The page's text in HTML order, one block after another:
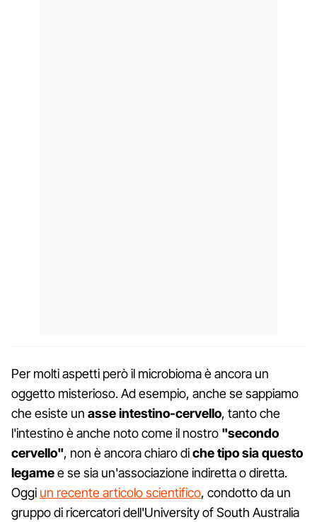
Per molti aspetti però il microbioma è ancora un
oggetto misterioso. Ad esempio, anche se sappiamo
che esiste un asse intestino-cervello, tanto che
l'intestino è anche noto come il nostro "secondo
cervello", non è ancora chiaro diche tipo sia questo
legamee se sia un'associazione indiretta o diretta.
Oggi un recente articolo scientifico, condotto da un
gruppo di ricercatori dell'University of South Australia